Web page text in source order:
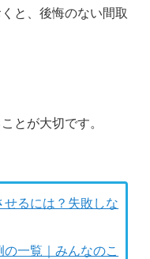
と、後悔のない間取
とが大切です。
るには？失敗しな
一覧｜みんなのこ